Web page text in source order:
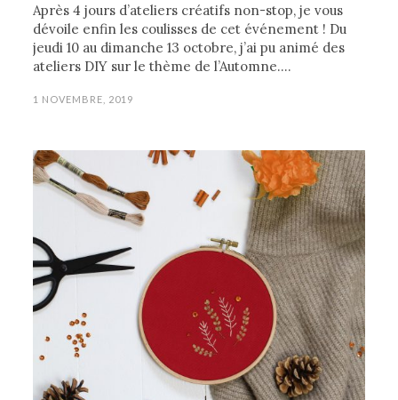
Après 4 jours d’ateliers créatifs non-stop, je vous
dévoile enfin les coulisses de cet événement ! Du
jeudi 10 au dimanche 13 octobre, j’ai pu animé des
ateliers DIY sur le thème de l’Automne.…
1 NOVEMBRE, 2019